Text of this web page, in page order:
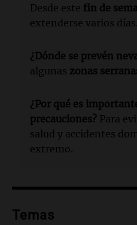
Desde este fin de
extenderse varios días.
¿Dónde se prevén
algunas zonas
¿Por qué es
precauciones? Para
salud y accidentes
extremo.
Temas